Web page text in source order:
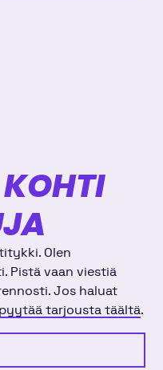
Olen
Pistä vaan viestiä
Jos haluat
pyytää tarjousta täältä.